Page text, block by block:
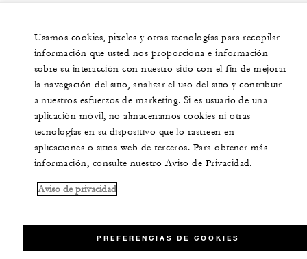
Usamos cookies, pixeles y otras tecnologías para recopilar
información que usted nos proporciona e información
sobre su interacción con nuestro sitio con el fin de mejorar
la navegación del sitio, analizar el uso del sitio y contribuir
a nuestros esfuerzos de marketing. Si es usuario de una
aplicación móvil, no almacenamos cookies ni otras
tecnologías en su dispositivo que lo rastreen en
aplicaciones o sitios web de terceros. Para obtener más
información, consulte nuestro Aviso de Privacidad.
Aviso de privacidad
PREFERENCIAS DE COOKIES